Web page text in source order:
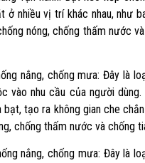
ở nhiều vị trí khác nhau, như
nóng, chống thấm nước
nắng, chống mưa: Đây là
vào nhu cầu của người
tạo ra không gian che
chống thấm nước và chống
nắng, chống mưa: Đây là